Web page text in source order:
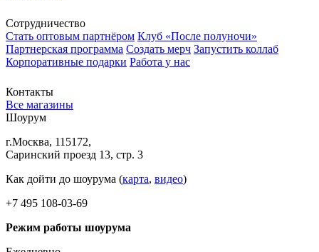
Сотрудничество
Стать оптовым партнёром Клуб «После полуночи»
Партнерская программа Создать мерч Запустить коллаб
Корпоративные подарки Работа у нас
Контакты
Все магазины
Шоурум
г.Москва, 115172,
Саринский проезд 13, стр. 3
Как дойти до шоурума (карта, видео)
+7 495 108-03-69
Режим работы шоурума